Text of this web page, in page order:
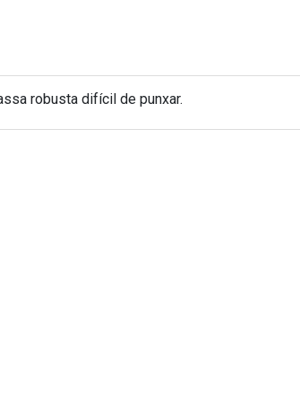
robusta difícil de punxar.